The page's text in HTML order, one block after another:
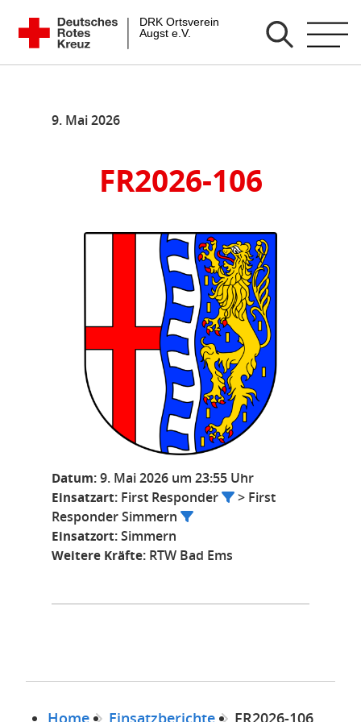
Zum
Inhalt
springen
DRK Ortsverein Augst e.V.
9. Mai 2026
FR2026-106
Datum:9. Mai 2026 um 23:55 Uhr
Einsatzart: First Responder
> First
Responder Simmern
Einsatzort:Simmern
Weitere Kräfte: RTW Bad Ems